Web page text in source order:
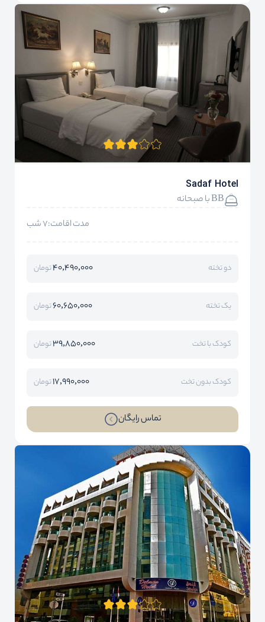
Sadaf Hotel
BB با صبحانه
مدت اقامت:7 شب
دو تخته 40,490,000تومان
یک تخته 60,650,000تومان
کودک با تخت 39,850,000تومان
کودک بدون تخت 17,990,000تومان
تماس رایگان